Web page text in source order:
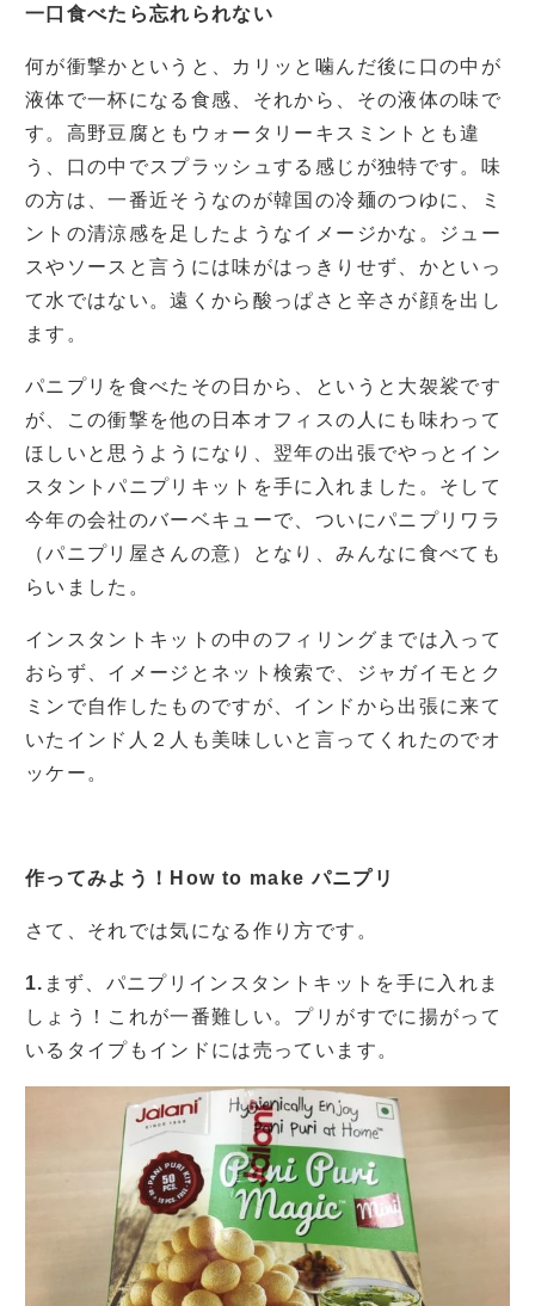
一口食べたら忘れられない
何が衝撃かというと、カリッと噛んだ後に口の中が
液体で一杯になる食感、それから、その液体の味で
す。高野豆腐ともウォータリーキスミントとも違
う、口の中でスプラッシュする感じが独特です。味
の方は、一番近そうなのが韓国の冷麺のつゆに、ミ
ントの清涼感を足したようなイメージかな。ジュー
スやソースと言うには味がはっきりせず、かといっ
て水ではない。遠くから酸っぱさと辛さが顔を出し
ます。
パニプリを食べたその日から、というと大袈裟です
が、この衝撃を他の日本オフィスの人にも味わって
ほしいと思うようになり、翌年の出張でやっとイン
スタントパニプリキットを手に入れました。そして
今年の会社のバーベキューで、ついにパニプリワラ
（パニプリ屋さんの意）となり、みんなに食べても
らいました。
インスタントキットの中のフィリングまでは入って
おらず、イメージとネット検索で、ジャガイモとク
ミンで自作したものですが、インドから出張に来て
いたインド人２人も美味しいと言ってくれたのでオ
ッケー。
作ってみよう！How to make パニプリ
さて、それでは気になる作り方です。
1. まず、パニプリインスタントキットを手に入れま
しょう！これが一番難しい。プリがすでに揚がって
いるタイプもインドには売っています。